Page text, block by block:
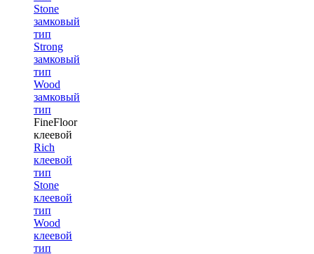
Stone
замковый
тип
Strong
замковый
тип
Wood
замковый
тип
FineFloor
клеевой
Rich
клеевой
тип
Stone
клеевой
тип
Wood
клеевой
тип